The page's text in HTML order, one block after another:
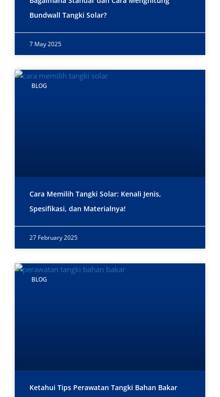
Bundwall Tangki Solar?
7 May 2025
BLOG
Cara Memilih Tangki Solar: Kenali Jenis,
Spesifikasi, dan Materialnya!
27 February 2025
BLOG
Ketahui Tips Perawatan Tangki Bahan Bakar